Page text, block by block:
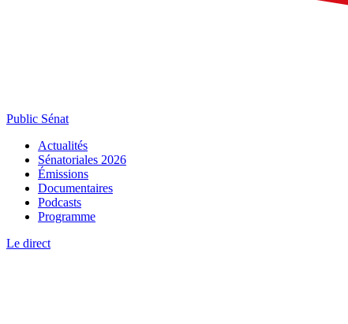
Public Sénat
Actualités
Sénatoriales 2026
Émissions
Documentaires
Podcasts
Programme
Le direct